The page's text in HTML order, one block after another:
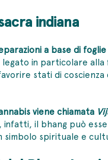
indiana
a base di
legato in particolare alla
stati di
viene chiamata
infatti, il bhang può
simbolo spirituale e